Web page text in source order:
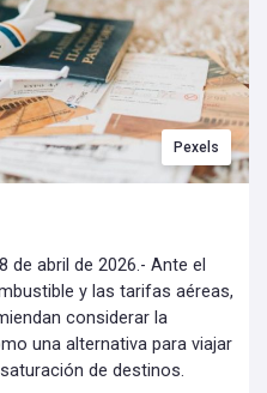
Pexels
de abril de 2026.- Ante el
y las tarifas aéreas,
considerar la
una alternativa para viajar
de destinos.